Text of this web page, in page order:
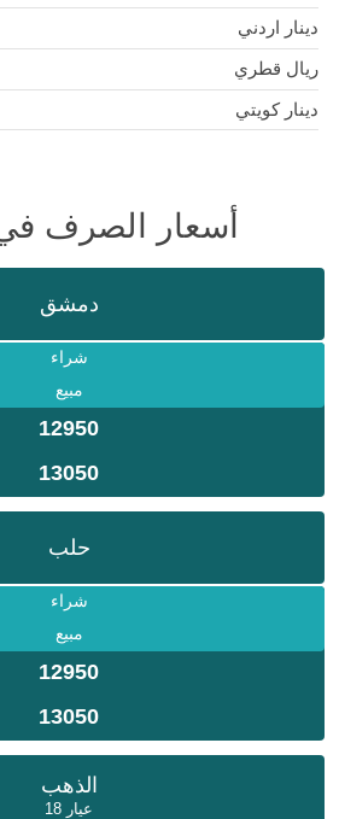
دينار اردني
ريال قطري
دينار كويتي
أسعار الصرف
دمشق
شراء
مبيع
12950
13050
حلب
شراء
مبيع
12950
13050
الذهب
عيار 18